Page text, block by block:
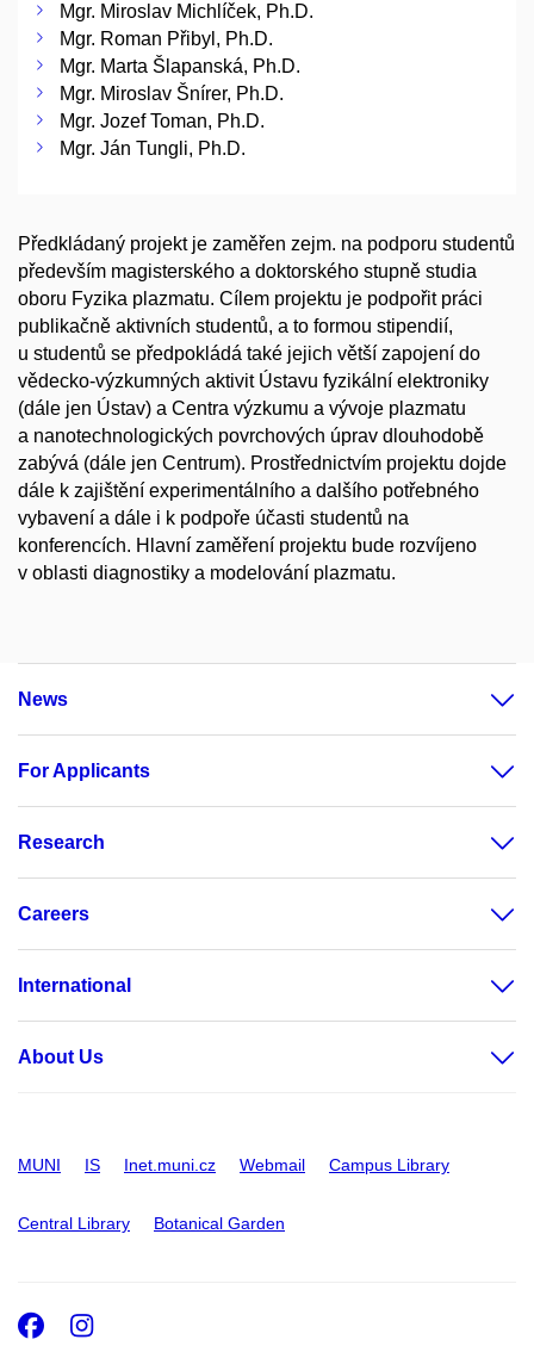
Mgr. Miroslav Michlíček, Ph.D.
Mgr. Roman Přibyl, Ph.D.
Mgr. Marta Šlapanská, Ph.D.
Mgr. Miroslav Šnírer, Ph.D.
Mgr. Jozef Toman, Ph.D.
Mgr. Ján Tungli, Ph.D.
Předkládaný projekt je zaměřen zejm. na podporu studentů
především magisterského a doktorského stupně studia
oboru Fyzika plazmatu. Cílem projektu je podpořit práci
publikačně aktivních studentů, a to formou stipendií,
u studentů se předpokládá také jejich větší zapojení do
vědecko-výzkumných aktivit Ústavu fyzikální elektroniky
(dále jen Ústav) a Centra výzkumu a vývoje plazmatu
a nanotechnologických povrchových úprav dlouhodobě
zabývá (dále jen Centrum). Prostřednictvím projektu dojde
dále k zajištění experimentálního a dalšího potřebného
vybavení a dále i k podpoře účasti studentů na
konferencích. Hlavní zaměření projektu bude rozvíjeno
v oblasti diagnostiky a modelování plazmatu.
News
For Applicants
Research
Careers
International
About Us
MUNI IS Inet.muni.cz Webmail Campus Library
Central Library Botanical Garden
Facebook
Instagram